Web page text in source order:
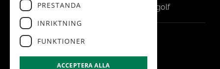
pontus.albertsson@vasatorp.golf
PRESTANDA
INRIKTNING
FUNKTIONER
ACCEPTERA ALLA